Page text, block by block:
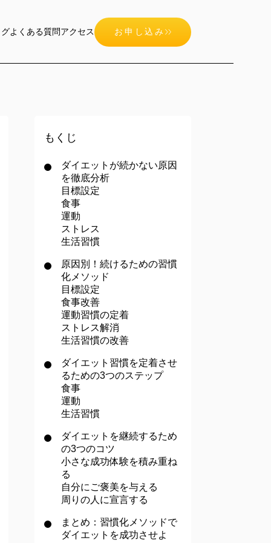
よくある質問アクセス お申し込み
もくじ
ダイエットが続かない原因
を徹底分析
目標設定
食事
運動
ストレス
生活習慣
原因別！続けるための習慣
化メソッド
目標設定
食事改善
運動習慣の定着
ストレス解消
生活習慣の改善
ダイエット習慣を定着させ
るための3つのステップ
食事
運動
生活習慣
ダイエットを継続するため
の3つのコツ
小さな成功体験を積み重ね
る
自分にご褒美を与える
周りの人に宣言する
まとめ：習慣化メソッドで
ダイエットを成功させよ